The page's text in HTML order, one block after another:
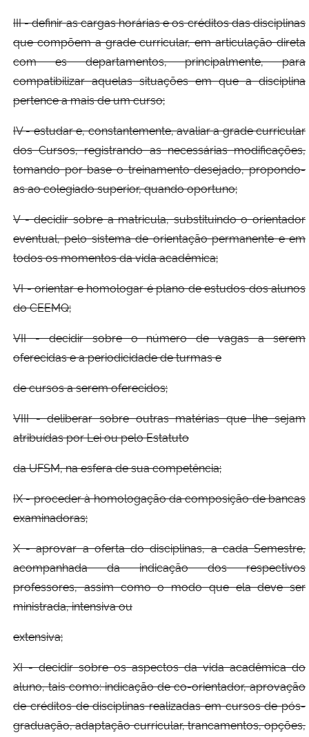
III - definir as cargas horárias e os créditos das disciplinas
que compõem a grade curricular, em articulação direta
com es departamentos, principalmente, para
compatibilizar aquelas situações em que a disciplina
pertence a mais de um curso;
IV - estudar e, constantemente, avaliar a grade curricular
dos Cursos, registrando as necessárias modificações,
tomando por base o treinamento desejado, propondo-
as ao colegiado superior, quando oportuno;
V - decidir sobre a matricula, substituindo o orientador
eventual, pelo sistema de orientação permanente e em
todos os momentos da vida acadêmica;
VI - orientar e homologar é plano de estudos dos alunos
do CEEMQ;
VII - decidir sobre o número de vagas a serem
oferecidas e a periodicidade de turmas e
de cursos a serem oferecidos;
VIII - deliberar sobre outras matérias que lhe sejam
atribuídas por Lei ou pelo Estatuto
da UFSM, na esfera de sua competência;
IX - proceder à homologação da composição de bancas
examinadoras;
X - aprovar a oferta do disciplinas, a cada Semestre,
acompanhada da indicação dos respectivos
professores, assim como o modo que ela deve ser
ministrada, intensiva ou
extensiva;
XI - decidir sobre os aspectos da vida acadêmica do
aluno, tais como: indicação de co-orientador, aprovação
de créditos de disciplinas realizadas em cursos de pós-
graduação, adaptação curricular, trancamentos, opções,